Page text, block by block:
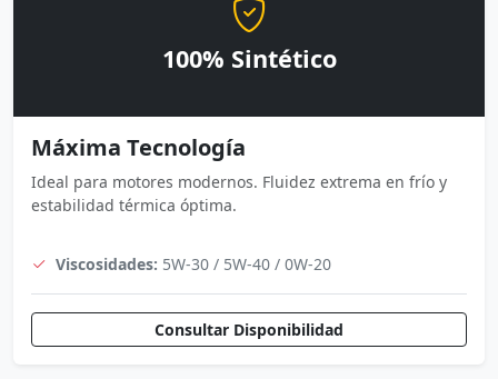
100% Sintético
Máxima Tecnología
Ideal para motores modernos. Fluidez extrema en frío y
estabilidad térmica óptima.
Viscosidades: 5W-30 / 5W-40 / 0W-20
Consultar Disponibilidad